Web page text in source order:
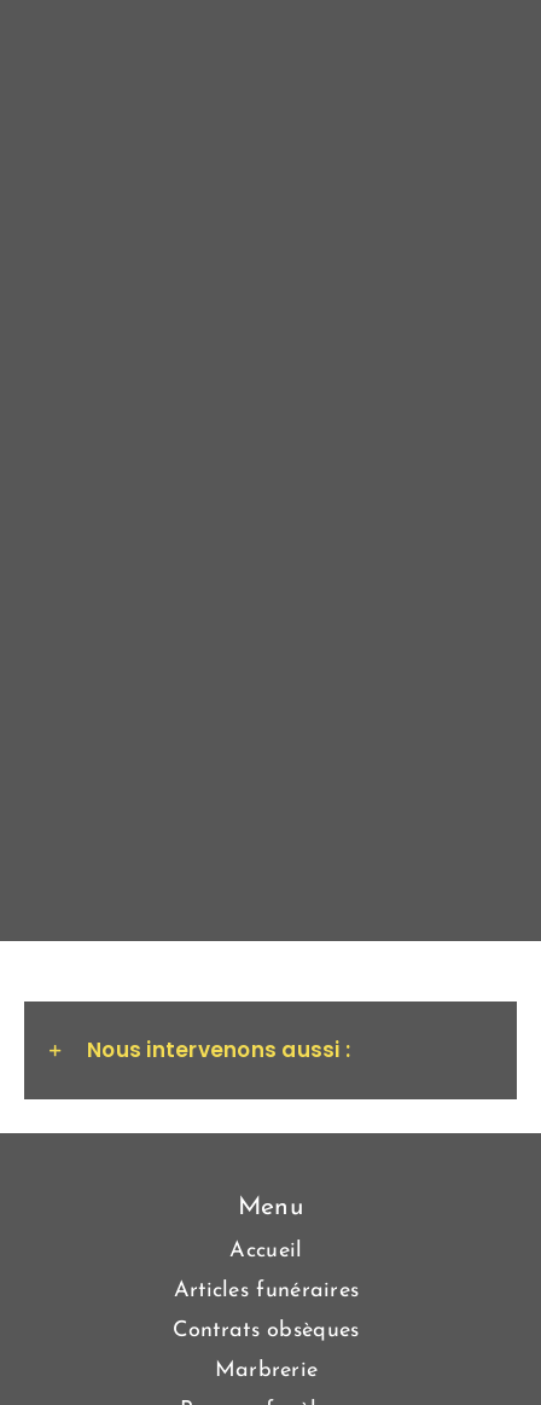
Nous intervenons aussi :
Menu
Accueil
Articles funéraires
Contrats obsèques
Marbrerie